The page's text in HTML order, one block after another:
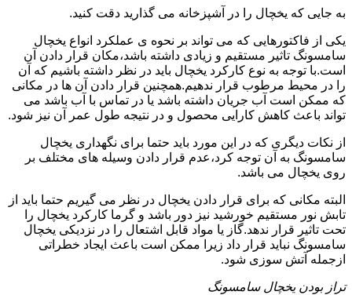
به جایی که یخچال را در آشپزخانه می گذارید دقت کنید.
یکی از فاکتورهایی که می تواند بر نحوه ی عملکرد انواع یخچال
سامسونگ تاثیر مستقیم و زیادی داشته باشد،مکان قرار دادن آن
است.با توجه به نوع کارکرد یخچال باید در نظر داشته باشیم که آن
را در محیط مرطوب قرار ندهیم.همچنین قرار دادن آن ها در مکانی
که ممکن است آب جریان داشته باشد یا در تماس با آب باشد می
تواند باعث کاهش کارایی محصول و در نتیجه طول عمر آن نیز شود.
از نکات دیگری که در این مورد باید حتما برای نگهداری یخچال
سامسونگ به آن توجه کرد،عدم قرار دادن وسیله های مختلف بر
روی یخچال می باشد.
البته مکانی که برای قرار دادن یخچال در نظر می گیریم حتما باید از
تابش نور مستقیم خورشید نیز دور باشد و گرما کارکرد یخچال را
تحت تاثیر قرار ندهد.گاز یا مواد قابل اشتعال را در نزدیکی یخچال
سامسونگ نباید قرار داد زیرا ممکن است باعث ایجاد خطراتی
ازجمله آتش سوزی شود.
تراز بودن یخچال سامسونگ